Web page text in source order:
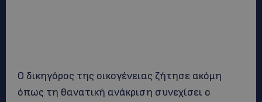
Ο δικηγόρος της οικογένειας ζήτησε ακόμη
όπως τη θανατική ανάκριση συνεχίσει ο